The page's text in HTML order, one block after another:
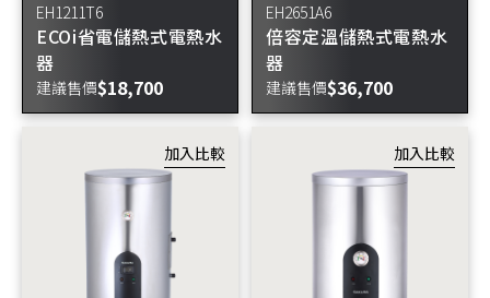
EH1211T6
ECOi省電儲熱式電熱水
器
建議售價$18,700
EH2651A6
倍容定溫儲熱式電熱水
器
建議售價$36,700